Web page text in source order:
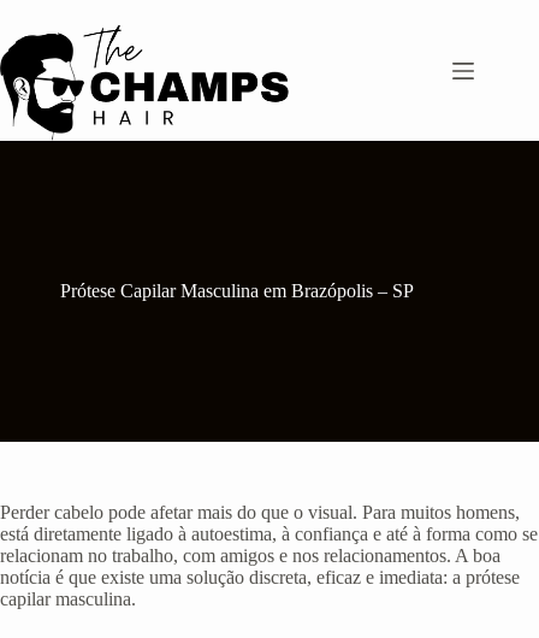
para
o
conteúdo
Prótese Capilar Masculina em Brazópolis – SP
Perder cabelo pode afetar mais do que o visual. Para muitos homens,
está diretamente ligado à autoestima, à confiança e até à forma como se
relacionam no trabalho, com amigos e nos relacionamentos. A boa
notícia é que existe uma solução discreta, eficaz e imediata: a prótese
capilar masculina.